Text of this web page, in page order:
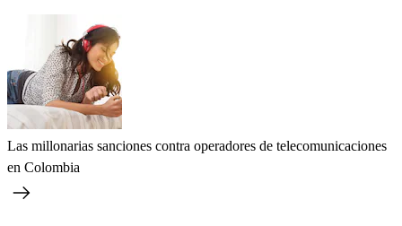
Las millonarias sanciones contra operadores de telecomunicaciones
en Colombia